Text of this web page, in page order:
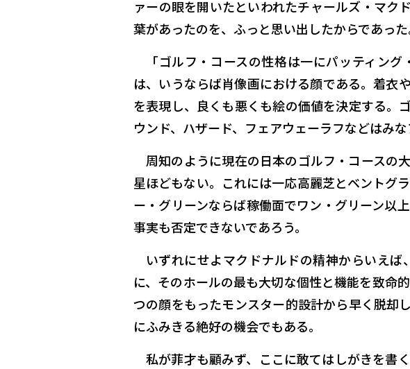
ァーの眼を開いたといわれたチャールズ・マ
葉があったのを、ふっと思い出したからであった
「ゴルフ・コースの性格は一にパッティン
は、いうならば肖像画における顔である。着衣
を表現し、良くも悪くも絵の価値を決定する。
ウンド、ハザード、フェアウェーラフなどはみな
周知のように現在の日本のゴルフ・コースの
星ほどもない。これには一応高麗芝とベントグ
ー・グリーンならば稼働面でワン・グリーン以
事実も否定できないであろう。
いずれにせよマクドナルドの精神からいえ
に、そのホールの最も大切な個性と機能を致命
つの顔をもったモンスター的設計から早く脱却
にふみきる絶好の機会でもある。
私が菲才も顧みず、ここに敢てはしがきを書